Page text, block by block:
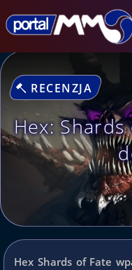
RECENZJA
Hex:
Hex Shards of Fate